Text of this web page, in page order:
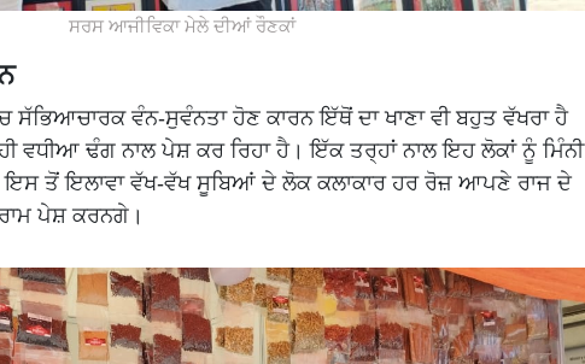
ਸਰਸ ਆਜੀਵਿਕਾ ਮੇਲੇ ਦੀਆਂ ਰੌਣਕਾਂ
ਸੱਭਿਆਚਾਰਕ ਵੰਨ-ਸੁਵੰਨਤਾ ਹੋਣ ਕਾਰਨ ਇੱਥੋਂ ਦਾ ਖਾਣਾ ਵੀ ਬਹੁਤ ਵੱਖਰਾ ਹੈ
ਵਧੀਆ ਢੰਗ ਨਾਲ ਪੇਸ਼ ਕਰ ਰਿਹਾ ਹੈ। ਇੱਕ ਤਰ੍ਹਾਂ ਨਾਲ ਇਹ ਲੋਕਾਂ ਨੂੰ ਮਿੰਨੀ
ਇਸ ਤੋਂ ਇਲਾਵਾ ਵੱਖ-ਵੱਖ ਸੂਬਿਆਂ ਦੇ ਲੋਕ ਕਲਾਕਾਰ ਹਰ ਰੋਜ਼ ਆਪਣੇ ਰਾਜ ਦੇ
ਪੇਸ਼ ਕਰਨਗੇ।